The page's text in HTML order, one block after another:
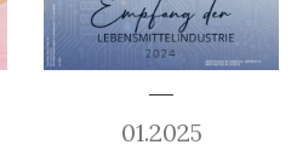
01.2025